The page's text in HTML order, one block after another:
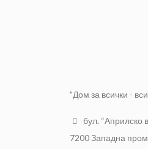
"Дом за всички -
бул. “Априлско
7200 Западна